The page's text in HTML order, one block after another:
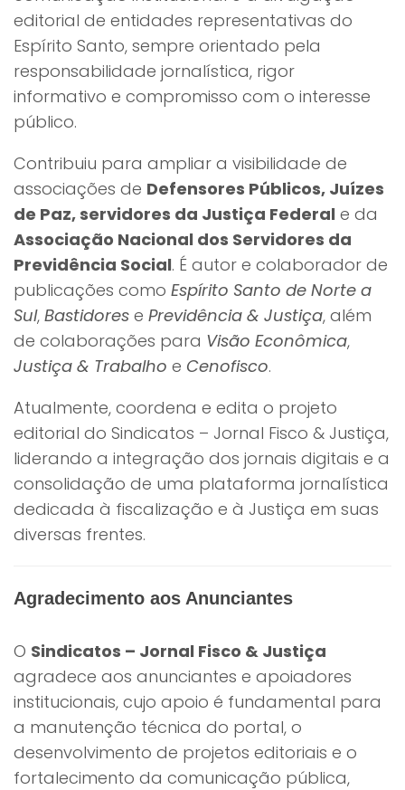
editorial de entidades representativas do
Espírito Santo, sempre orientado pela
responsabilidade jornalística, rigor
informativo e compromisso com o interesse
público.
Contribuiu para ampliar a visibilidade de
associações de Defensores Públicos, Juízes
de Paz, servidores da Justiça Federal e da
Associação Nacional dos Servidores da
Previdência Social. É autor e colaborador de
publicações como Espírito Santo de Norte a
Sul, Bastidores e Previdência & Justiça, além
de colaborações para Visão Econômica,
Justiça & Trabalho e Cenofisco.
Atualmente, coordena e edita o projeto
editorial do Sindicatos – Jornal Fisco & Justiça,
liderando a integração dos jornais digitais e a
consolidação de uma plataforma jornalística
dedicada à fiscalização e à Justiça em suas
diversas frentes.
Agradecimento aos Anunciantes
O Sindicatos – Jornal Fisco & Justiça
agradece aos anunciantes e apoiadores
institucionais, cujo apoio é fundamental para
a manutenção técnica do portal, o
desenvolvimento de projetos editoriais e o
fortalecimento da comunicação pública,